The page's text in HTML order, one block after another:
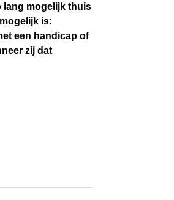
lang mogelijk thuis
is:
een handicap of
zij dat